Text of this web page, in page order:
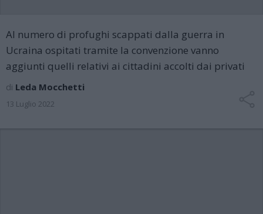
Al numero di profughi scappati dalla guerra in
Ucraina ospitati tramite la convenzione vanno
aggiunti quelli relativi ai cittadini accolti dai privati
di Leda Mocchetti
13 Luglio 2022